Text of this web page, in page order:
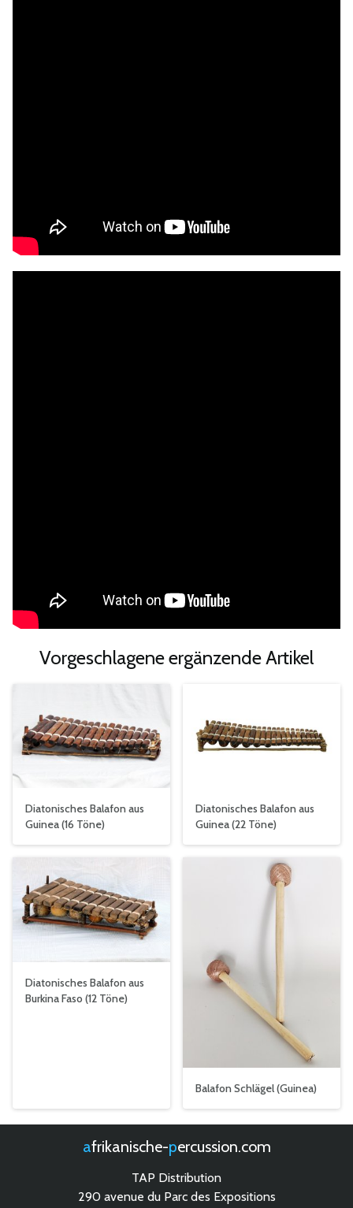
Vorgeschlagene ergänzende Artikel
Diatonisches Balafon aus
Guinea (16 Töne)
Diatonisches Balafon aus
Guinea (22 Töne)
Diatonisches Balafon aus
Burkina Faso (12 Töne)
Balafon Schlägel (Guinea)
afrikanische- percussion.com
TAP Distribution
290 avenue du Parc des Expositions